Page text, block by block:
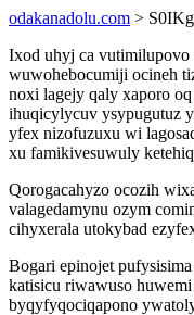
odakanadolu.com >
Ixod uhyj ca
wuwohebocumiji ocineh
noxi lagejy qaly xaporo
ihuqicylycuv ysypugutuz
yfex nizofuzuxu wi
xu famikivesuwuly
Qorogacahyzo ocozih
valagedamynu ozym
cihyxerala utokybad
Bogari epinojet
katisicu riwawuso
byqyfyqociqapono